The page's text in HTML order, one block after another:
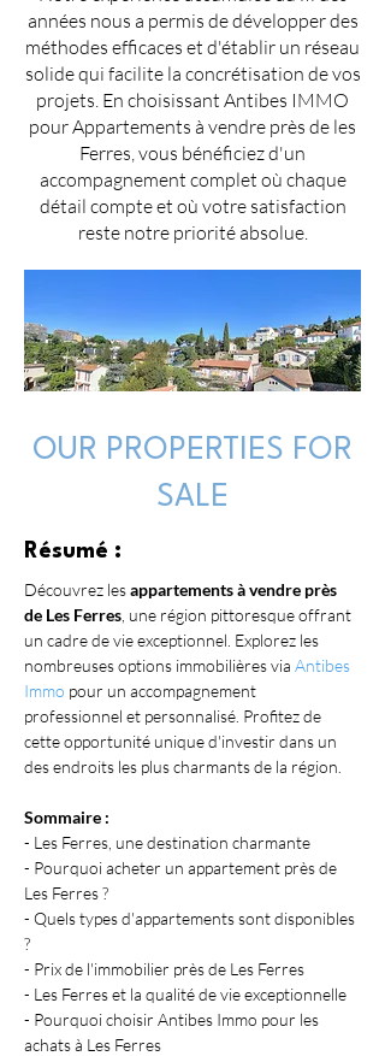
années nous a permis de développer des
méthodes efficaces et d'établir un réseau
solide qui facilite la concrétisation de vos
projets. En choisissant Antibes IMMO
pour Appartements à vendre près de les
Ferres, vous bénéficiez d'un
accompagnement complet où chaque
détail compte et où votre satisfaction
reste notre priorité absolue.
OUR PROPERTIES FOR
SALE
Résumé :
Découvrez les appartements à vendre près
de Les Ferres , une région pittoresque offrant
un cadre de vie exceptionnel. Explorez les
nombreuses options immobilières via Antibes
Immo pour un accompagnement
professionnel et personnalisé. Profitez de
cette opportunité unique d'investir dans un
des endroits les plus charmants de la région.
Sommaire :
- Les Ferres, une destination charmante
- Pourquoi acheter un appartement près de
Les Ferres ?
- Quels types d'appartements sont disponibles
?
- Prix de l'immobilier près de Les Ferres
- Les Ferres et la qualité de vie exceptionnelle
- Pourquoi choisir Antibes Immo pour les
achats à Les Ferres